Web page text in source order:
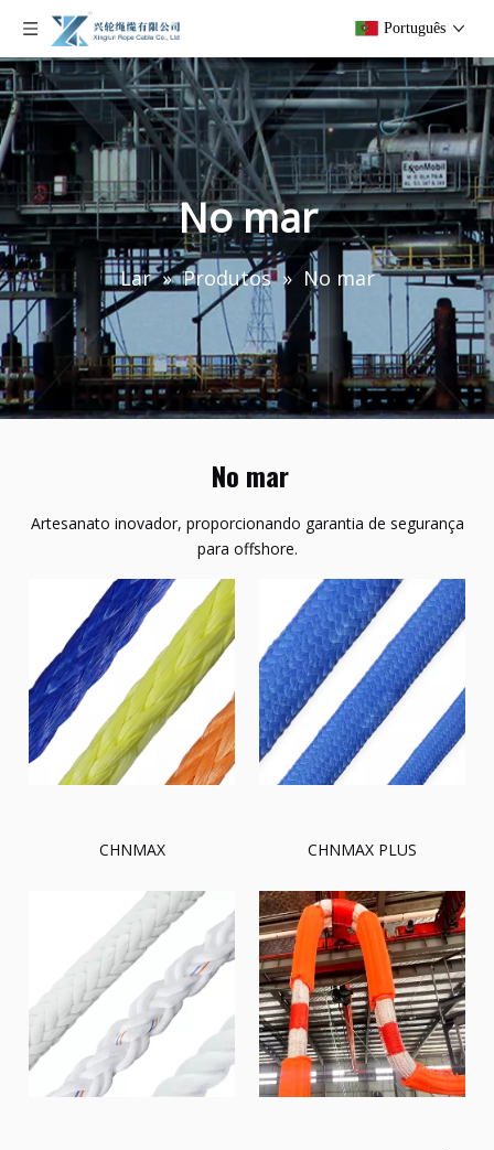
Português
No mar
Lar » Produtos » No mar
No mar
Artesanato inovador, proporcionando garantia de segurança
para offshore.
CHNMAX CHNMAX PLUS